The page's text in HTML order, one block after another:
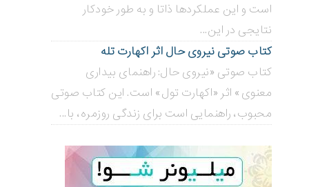
است و این عملکردها ذاتا و به طور خودکار
نتایجی در این...
کتاب صوتی نیروی حال اثر اکهارت تله
کتاب صوتی «نیروی حال: راهنمای بیداری
معنوی» اثر «اکهارت تول» است. این کتاب صوتی
محبوب، راهنمایی است برای زندگی روزمره، با...